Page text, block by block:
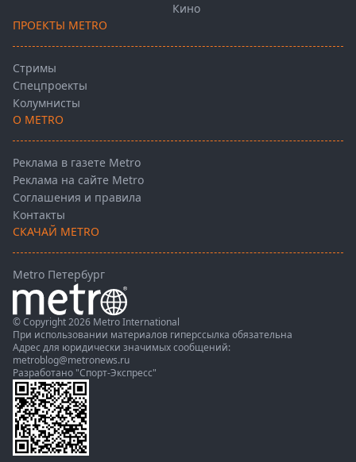
Кино
ПРОЕКТЫ METRO
Стримы
Спецпроекты
Колумнисты
О METRO
Реклама в газете Metro
Реклама на сайте Metro
Соглашения и правила
Контакты
СКАЧАЙ METRO
Metro Петербург
© Copyright 2026 Metro International
При использовании материалов гиперссылка обязательна
Адрес для юридически значимых сообщений:
metroblog@metronews.ru
Разработано "Спорт-Экспресс"